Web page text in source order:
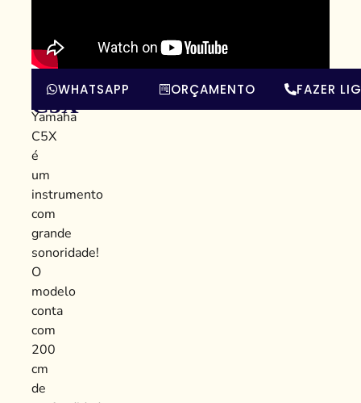
Yamaha
C5X
piano
Yamaha
C5X
é
um
instrumento
com
grande
sonoridade!
O
modelo
conta
com
200
cm
de
WHATSAPP ORÇAMENTO FAZER